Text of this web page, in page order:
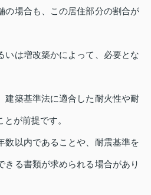
の場合も、この居住部分の割合が
いは増改築かによって、必要とな
建築基準法に適合した耐火性や耐
が前提です。
数以内であることや、耐震基準を
きる書類が求められる場合があり